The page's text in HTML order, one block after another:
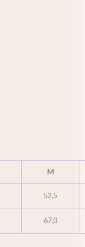
M
52,5
67,0